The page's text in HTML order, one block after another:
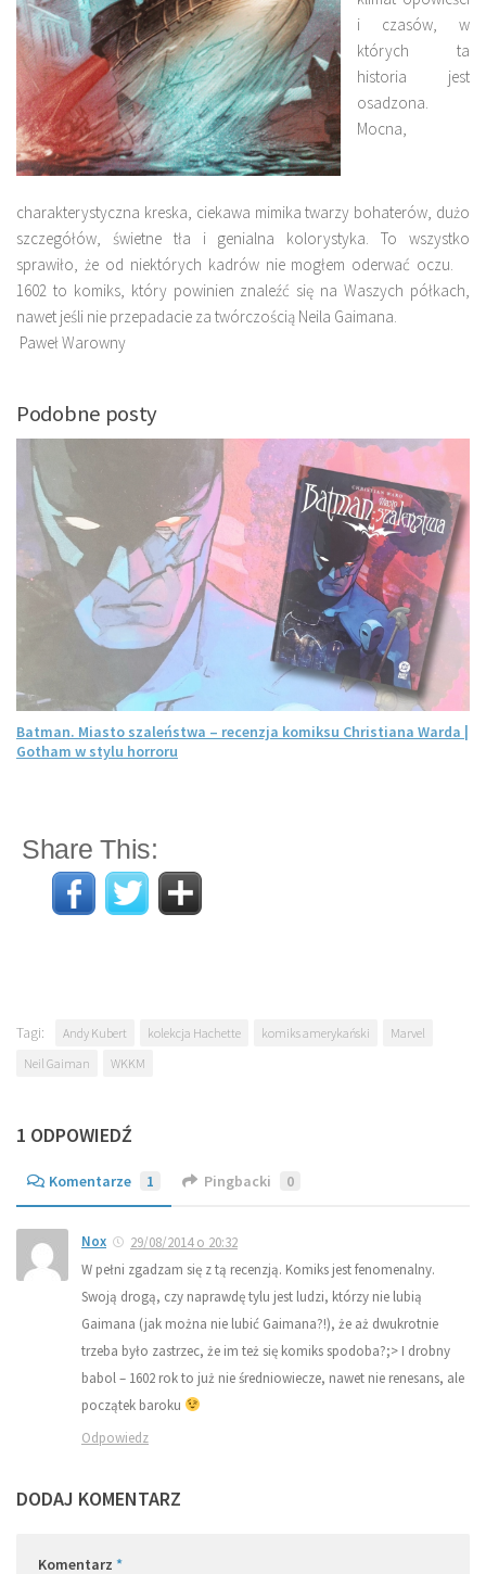
i czasów, w
których ta
historia jest
osadzona.
Mocna,
charakterystyczna kreska, ciekawa mimika twarzy bohaterów, dużo
szczegółów, świetne tła i genialna kolorystyka. To wszystko
sprawiło, że od niektórych kadrów nie mogłem oderwać oczu.
1602 to komiks, który powinien znaleźć się na Waszych półkach,
nawet jeśli nie przepadacie za twórczością Neila Gaimana.
Paweł Warowny
Podobne posty
Batman. Miasto szaleństwa – recenzja komiksu Christiana Warda |
Gotham w stylu horroru
Share This:
Tagi: Andy Kubert kolekcja Hachette komiks amerykański
Marvel
Neil Gaiman
WKKM
1 ODPOWIEDŹ
Komentarze 1 Pingbacki 0
Nox
29/08/2014 o 20:32
W pełni zgadzam się z tą recenzją. Komiks jest fenomenalny.
Swoją drogą, czy naprawdę tylu jest ludzi, którzy nie lubią
Gaimana (jak można nie lubić Gaimana?!), że aż dwukrotnie
trzeba było zastrzec, że im też się komiks spodoba?;> I drobny
babol – 1602 rok to już nie średniowiecze, nawet nie renesans, ale
początek baroku
Odpowiedz
DODAJ KOMENTARZ
Komentarz *